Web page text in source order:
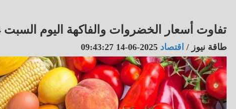
تفاوت أسعار الخضروات والفاكهة اليوم السبت 14-6-2025
طاقة نيوز / اقتصاد2025-06-14 09:43:27